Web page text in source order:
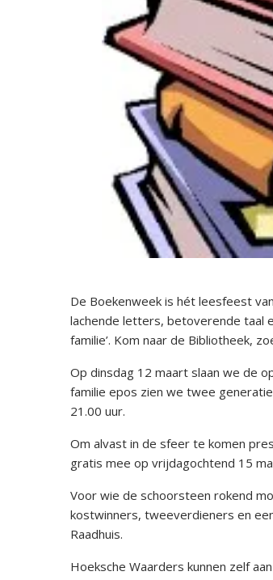
De Boekenweek is hét leesfeest
lachende letters, betoverende taal
familie’. Kom naar de Bibliotheek,
Op dinsdag 12 maart slaan we de
familie epos zien we twee
21.00 uur.
Om alvast in de sfeer te komen
gratis mee op vrijdagochtend 15
Voor wie de schoorsteen rokend
kostwinners, tweeverdieners en
Raadhuis.
Hoeksche Waarders kunnen zelf